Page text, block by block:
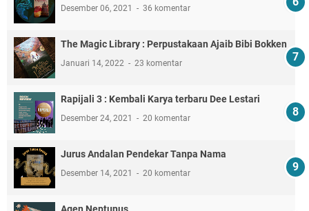
Desember 06, 2021 36 komentar
The Magic Library : Perpustakaan Ajaib Bibi Bokken
Januari 14, 2022 23 komentar
Rapijali 3 : Kembali Karya terbaru Dee Lestari
Desember 24, 2021 20 komentar
Jurus Andalan Pendekar Tanpa Nama
Desember 14, 2021 20 komentar